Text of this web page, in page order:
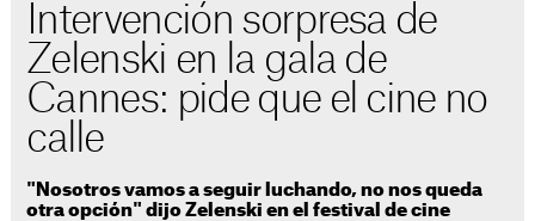
Intervención sorpresa de
Zelenski en la gala de
Cannes: pide que el cine no
calle
"Nosotros vamos a seguir luchando, no nos queda
otra opción" dijo Zelenski en el festival de cine